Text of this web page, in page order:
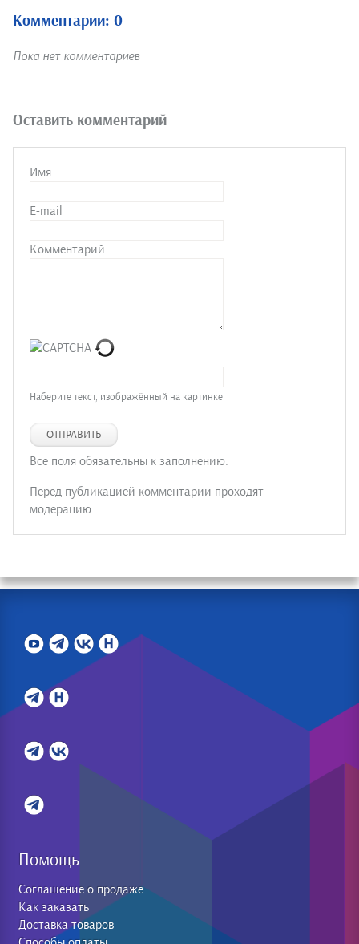
Комментарии: 0
Пока нет комментариев
Оставить комментарий
Имя
E-mail
Комментарий
Наберите текст, изображённый на картинке
ОТПРАВИТЬ
Все поля обязательны к заполнению.
Перед публикацией комментарии проходят
модерацию.
Помощь
Соглашение о продаже
Как заказать
Доставка товаров